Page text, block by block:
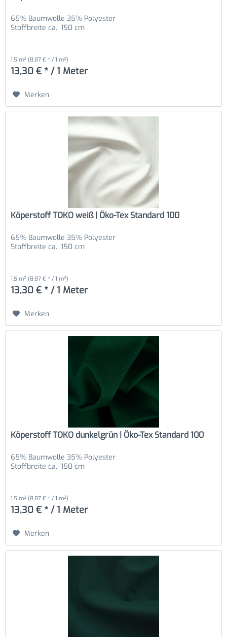
65% Baumwolle 35% Polyester
Stoffbreite ca.: 150 cm
1.5 m² (8,87 € * / 1 m²)
13,30 € * / 1 Meter
Merken
Köperstoff TOKO weiß | Öko-Tex Standard 100
65% Baumwolle 35% Polyester
Stoffbreite ca.: 150 cm
1.5 m² (8,87 € * / 1 m²)
13,30 € * / 1 Meter
Merken
Köperstoff TOKO dunkelgrün | Öko-Tex Standard 100
65% Baumwolle 35% Polyester
Stoffbreite ca.: 150 cm
1.5 m² (8,87 € * / 1 m²)
13,30 € * / 1 Meter
Merken